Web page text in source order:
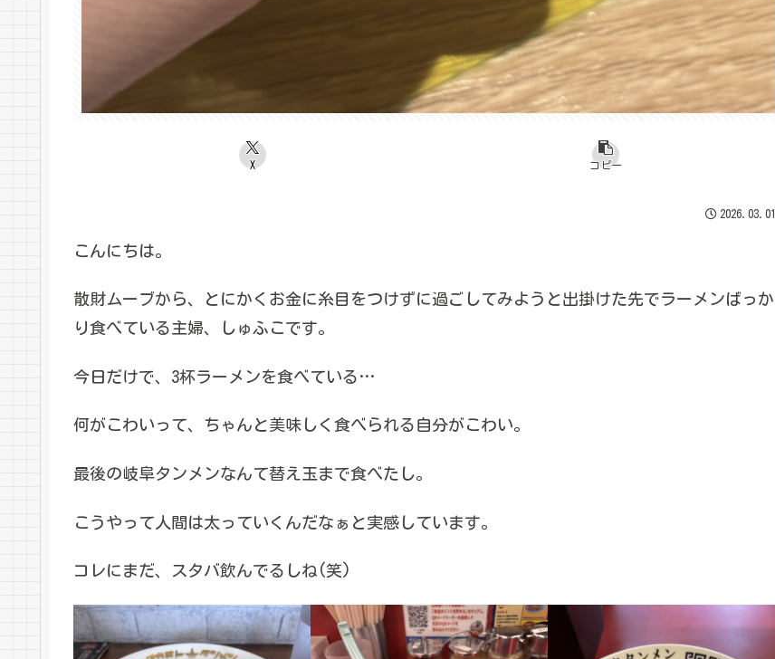
X コピー
2026.03.01
こんにちは。
散財ムーブから、とにかくお金に糸目をつけずに過ごしてみようと出掛けた先でラーメンばっか
り食べている主婦、しゅふこです。
今日だけで、3杯ラーメンを食べている…
何がこわいって、ちゃんと美味しく食べられる自分がこわい。
最後の岐阜タンメンなんて替え玉まで食べたし。
こうやって人間は太っていくんだなぁと実感しています。
コレにまだ、スタバ飲んでるしね(笑)